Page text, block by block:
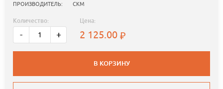
ПРОИЗВОДИТЕЛЬ: СКМ
Количество:
- +
Цена:
2 125.00
В КОРЗИНУ